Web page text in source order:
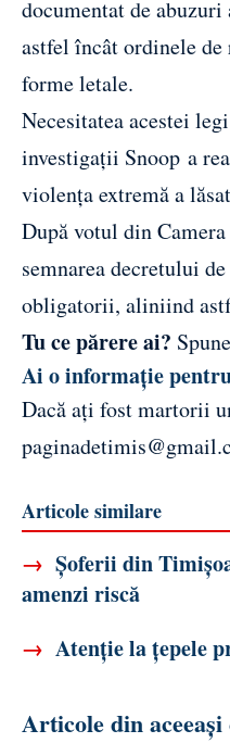
documentat de
astfel încât ordinele
forme letale.
Necesitatea acestei
investigații Snoop a
violența extremă a
După votul din
semnarea decretului
obligatorii, aliniind
Tu ce părere ai?
Ai o informație
Dacă ați fost martorii
Articole similare
→ Șoferii din
amenzi riscă
→ Atenție la țepele
Articole din aceeași